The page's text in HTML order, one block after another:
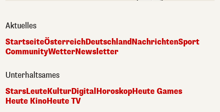
Aktuelles
StartseiteÖsterreichDeutschlandNachrichtenSport
CommunityWetterNewsletter
Unterhaltsames
StarsLeuteKulturDigital HoroskopHeute Games
Heute KinoHeute TV